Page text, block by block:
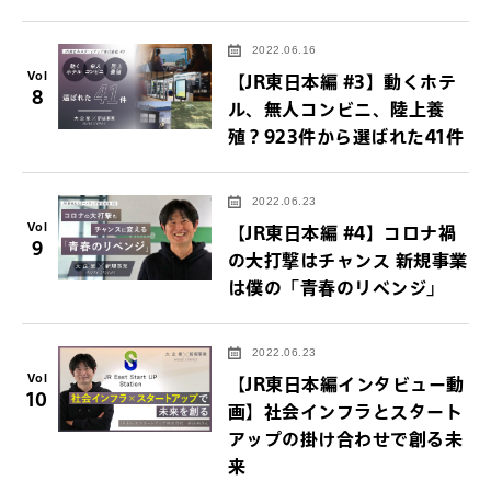
Vol
8
2022.06.16
【JR東日本編 #3】動くホテ
ル、無人コンビニ、陸上養
殖？923件から選ばれた41件
Vol
9
2022.06.23
【JR東日本編 #4】コロナ禍
の大打撃はチャンス 新規事業
は僕の「青春のリベンジ」
Vol
10
2022.06.23
【JR東日本編インタビュー動
画】社会インフラとスタート
アップの掛け合わせで創る未
来